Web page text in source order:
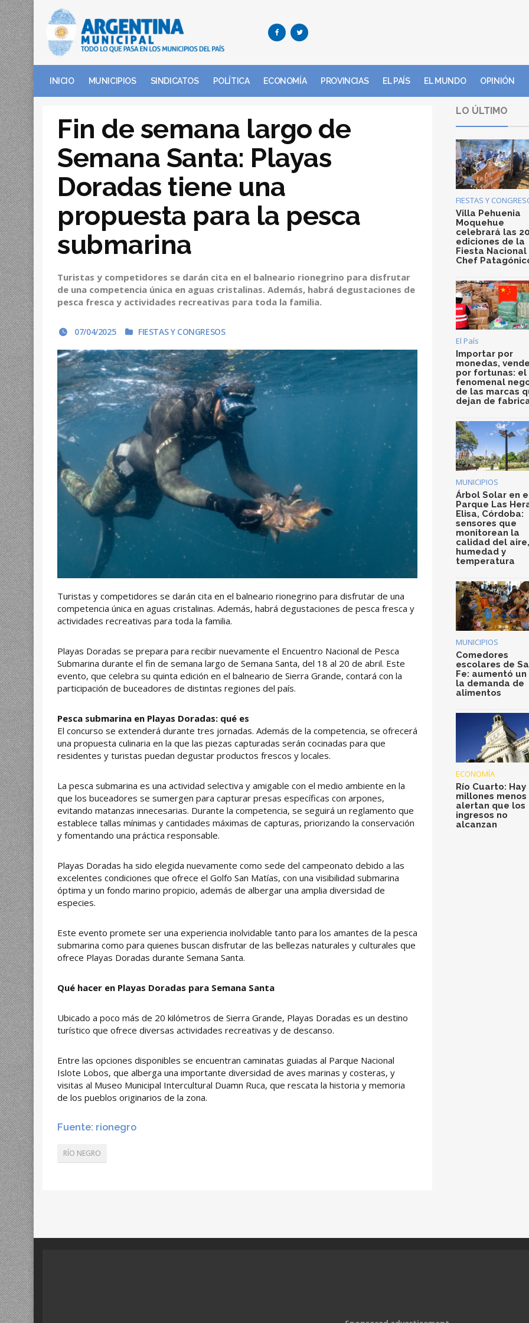
INICIO MUNICIPIOS SINDICATOS POLÍTICA ECONOMÍA PROVINCIAS EL PAÍS EL MUNDO OPINIÓN
Fin de semana largo de
Semana Santa: Playas
Doradas tiene una
propuesta para la pesca
submarina
Turistas y competidores se darán cita en el balneario rionegrino para disfrutar
de una competencia única en aguas cristalinas. Además, habrá degustaciones de
pesca fresca y actividades recreativas para toda la familia.
07/04/2025 FIESTAS Y CONGRESOS
Turistas y competidores se darán cita en el balneario rionegrino para disfrutar de una
competencia única en aguas cristalinas. Además, habrá degustaciones de pesca fresca y
actividades recreativas para toda la familia.
Playas Doradas se prepara para recibir nuevamente el Encuentro Nacional de Pesca
Submarina durante el fin de semana largo de Semana Santa, del 18 al 20 de abril. Este
evento, que celebra su quinta edición en el balneario de Sierra Grande, contará con la
participación de buceadores de distintas regiones del país.
Pesca submarina en Playas Doradas: qué es
El concurso se extenderá durante tres jornadas. Además de la competencia, se ofrecerá
una propuesta culinaria en la que las piezas capturadas serán cocinadas para que
residentes y turistas puedan degustar productos frescos y locales.
La pesca submarina es una actividad selectiva y amigable con el medio ambiente en la
que los buceadores se sumergen para capturar presas específicas con arpones,
evitando matanzas innecesarias. Durante la competencia, se seguirá un reglamento que
establece tallas mínimas y cantidades máximas de capturas, priorizando la conservación
y fomentando una práctica responsable.
Playas Doradas ha sido elegida nuevamente como sede del campeonato debido a las
excelentes condiciones que ofrece el Golfo San Matías, con una visibilidad submarina
óptima y un fondo marino propicio, además de albergar una amplia diversidad de
especies.
Este evento promete ser una experiencia inolvidable tanto para los amantes de la pesca
submarina como para quienes buscan disfrutar de las bellezas naturales y culturales que
ofrece Playas Doradas durante Semana Santa.
Qué hacer en Playas Doradas para Semana Santa
Ubicado a poco más de 20 kilómetros de Sierra Grande, Playas Doradas es un destino
turístico que ofrece diversas actividades recreativas y de descanso.
Entre las opciones disponibles se encuentran caminatas guiadas al Parque Nacional
Islote Lobos, que alberga una importante diversidad de aves marinas y costeras, y
visitas al Museo Municipal Intercultural Duamn Ruca, que rescata la historia y memoria
de los pueblos originarios de la zona.
Fuente: rionegro
RÍO NEGRO
LO ÚLTIMO
FIESTAS Y
Villa Pehuenia
Moquehue
celebrará las
ediciones de la
Fiesta
Chef
El País
Importar por
monedas,
por fortunas: el
fenomenal
de las marcas
dejan de
MUNICIPIOS
Árbol Solar en
Parque Las
Elisa, Córdoba:
sensores que
monitorean la
calidad del aire,
humedad y
temperatura
MUNICIPIOS
Comedores
escolares de
Fe: aumentó un
la demanda de
alimentos
ECONOMÍA
Río Cuarto: Hay
millones menos
alertan que los
ingresos no
alcanzan